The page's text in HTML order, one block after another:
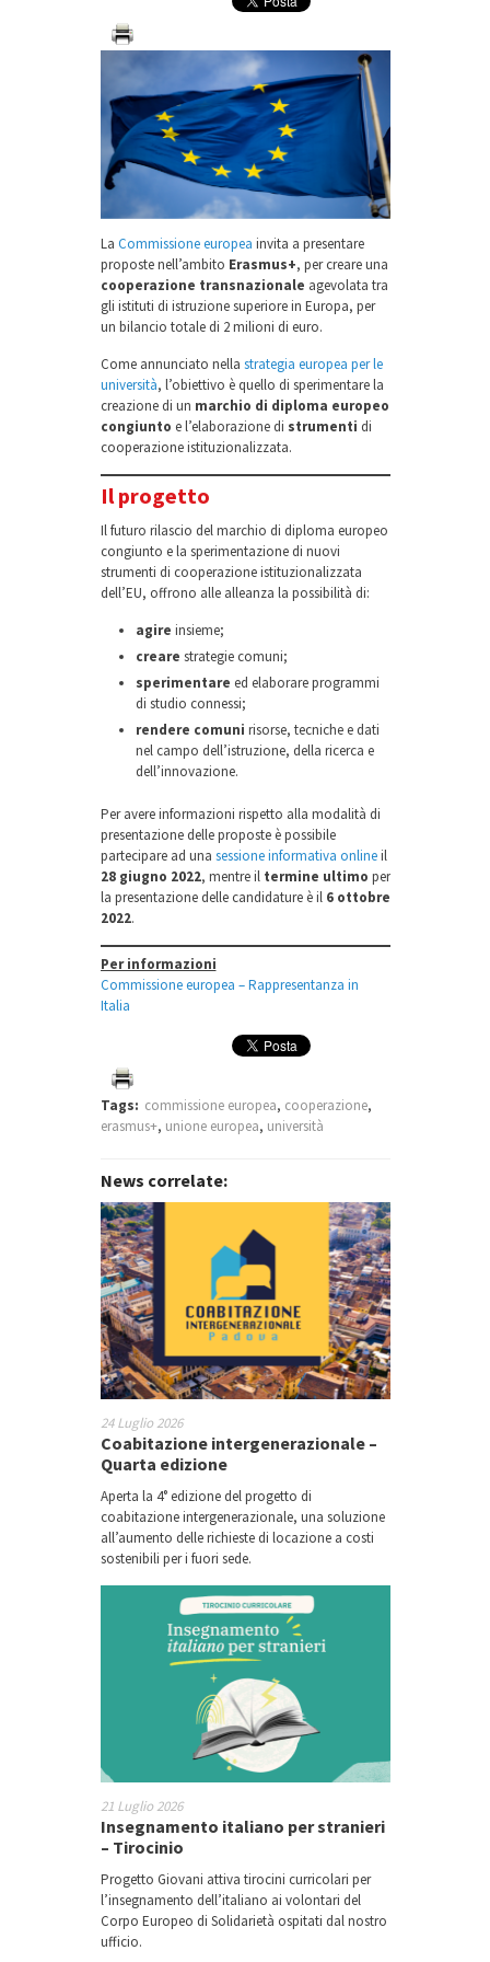
La Commissione europea invita a presentare
proposte nell’ambito Erasmus+, per creare una
cooperazione transnazionale agevolata tra
gli istituti di istruzione superiore in Europa, per
un bilancio totale di 2 milioni di euro.
Come annunciato nella strategia europea per le
università, l’obiettivo è quello di sperimentare la
creazione di un marchio di diploma europeo
congiunto e l’elaborazione di strumenti di
cooperazione istituzionalizzata.
Il progetto
Il futuro rilascio del marchio di diploma europeo
congiunto e la sperimentazione di nuovi
strumenti di cooperazione istituzionalizzata
dell’EU, offrono alle alleanza la possibilità di:
agire insieme;
creare strategie comuni;
sperimentare ed elaborare programmi
di studio connessi;
rendere comuni risorse, tecniche e dati
nel campo dell’istruzione, della ricerca e
dell’innovazione.
Per avere informazioni rispetto alla modalità di
presentazione delle proposte è possibile
partecipare ad una sessione informativa onlineil
28 giugno 2022, mentre iltermine ultimo per
la presentazione delle candidature è il 6 ottobre
2022.
Per informazioni
Commissione europea – Rappresentanza in
Italia
Tags: commissione europea, cooperazione,
erasmus+, unione europea, università
News correlate:
24 Luglio 2026
Coabitazione intergenerazionale –
Quarta edizione
Aperta la 4° edizione del progetto di
coabitazione intergenerazionale, una soluzione
all’aumento delle richieste di locazione a costi
sostenibili per i fuori sede.
21 Luglio 2026
Insegnamento italiano per stranieri
– Tirocinio
Progetto Giovani attiva tirocini curricolari per
l’insegnamento dell’italiano ai volontari del
Corpo Europeo di Solidarietà ospitati dal nostro
ufficio.